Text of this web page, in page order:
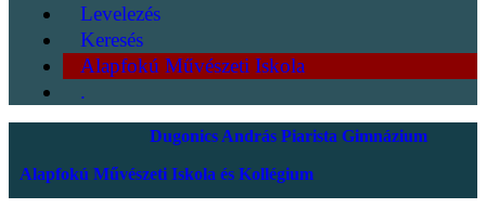
Levelezés
Keresés
Alapfokú Művészeti Iskola
.
Dugonics András Piarista Gimnázium
Alapfokú Művészeti Iskola és Kollégium